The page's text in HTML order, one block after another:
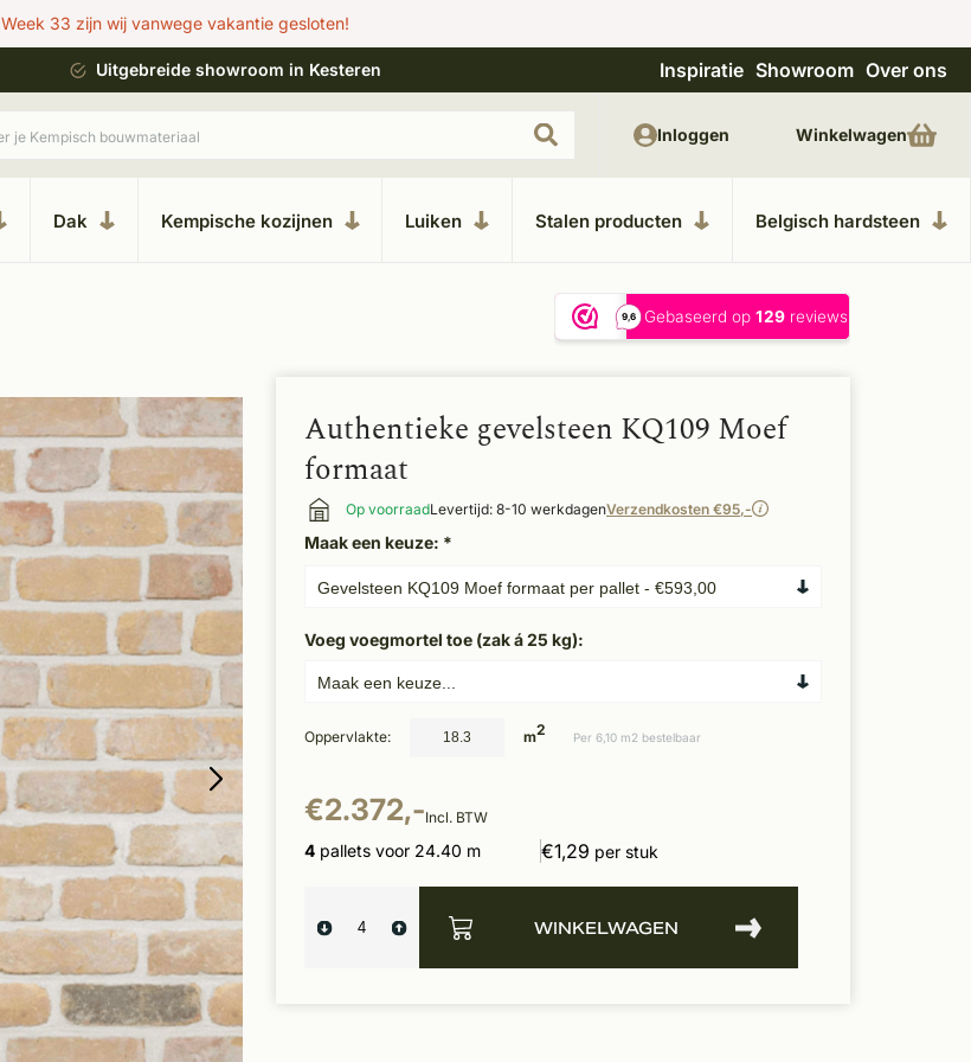
Week 33 zijn wij vanwege vakantie gesloten!
Uitgebreide showroom in Kesteren Unieke materialen in kempische bouwstijl
Inspiratie Showroom Over ons
Dak Kempische kozijnen Luiken Stalen producten Belgisch hardsteen
Inloggen Winkelwagen
Authentieke gevelsteen KQ109 Moef
formaat
Op voorraadLevertijd: 8-10 werkdagenVerzendkosten €95,-
Maak een keuze: *
Voeg voegmortel toe (zak á 25 kg):
Oppervlakte: m2 Per 6,10 m2 bestelbaar
€2.372,-Incl. BTW
4 pallets voor 24.40 m €1,29 per stuk
WINKELWAGEN